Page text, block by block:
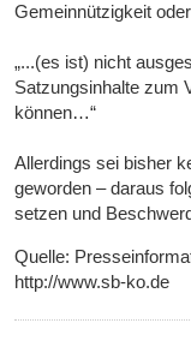
Gemeinnützigkeit
„...(es ist) nicht
Satzungsinhalte zum
können…“
Allerdings sei bisher
geworden – daraus
setzen und
Quelle:
http://www.sb-ko.de